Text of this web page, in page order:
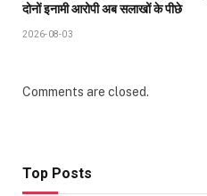
दोनों इनामी आरोपी अब सलाखों के पीछे
2026-08-03
Comments are closed.
Top Posts